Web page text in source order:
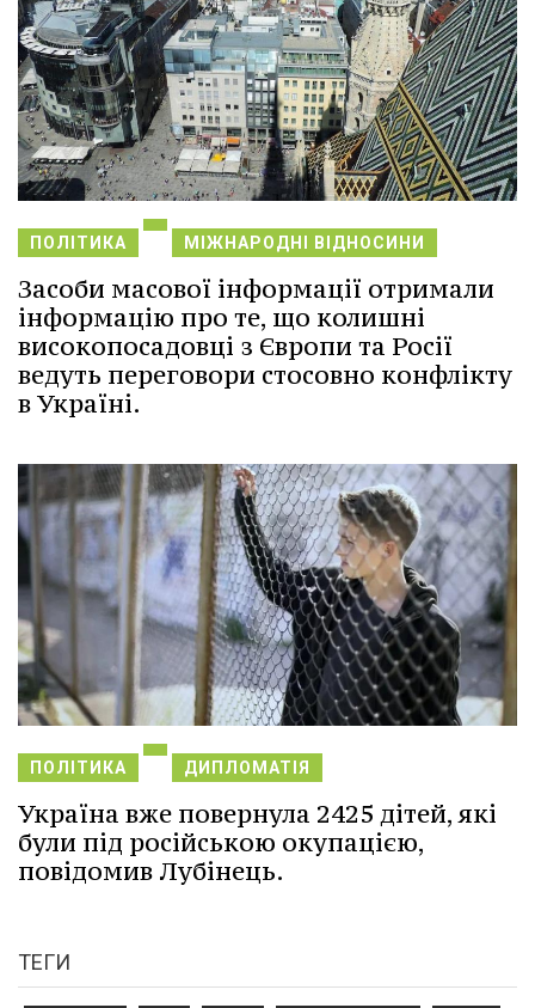
ПОЛІТИКА МІЖНАРОДНІ ВІДНОСИНИ
Засоби масової інформації отримали
інформацію про те, що колишні
високопосадовці з Європи та Росії
ведуть переговори стосовно конфлікту
в Україні.
ПОЛІТИКА ДИПЛОМАТІЯ
Україна вже повернула 2425 дітей, які
були під російською окупацією,
повідомив Лубінець.
ТЕГИ